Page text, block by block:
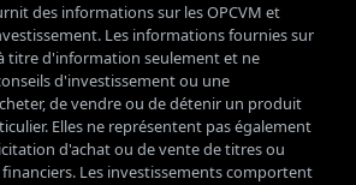
des informations sur les OPCVM et
Les informations fournies sur
titre d'information seulement et ne
d'investissement ou une
de vendre ou de détenir un produit
Elles ne représentent pas également
d'achat ou de vente de titres ou
Les investissements comportent